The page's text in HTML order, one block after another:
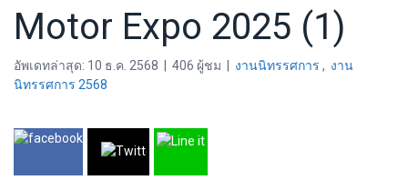
Motor Expo 2025 (1)
อัพเดทล่าสุด: 10 ธ.ค. 2568 406 ผู้ชม งานนิทรรศการ , งาน
นิทรรศการ 2568